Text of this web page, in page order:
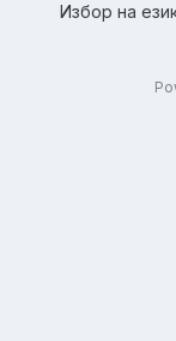
Избор на